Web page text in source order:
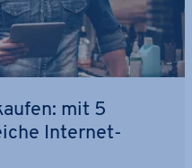
mit 5
Internet-